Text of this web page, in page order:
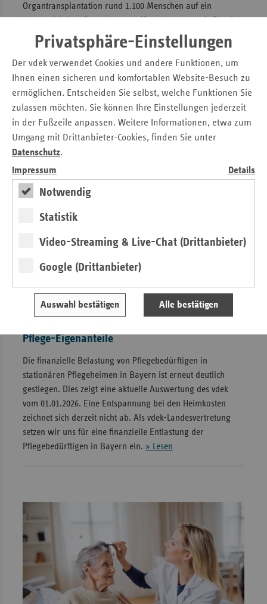
Privatsphäre-Einstellungen
Der vdek verwendet Cookies und andere Funktionen, um
Ihnen einen sicheren und komfortablen Website-Besuch zu
ermöglichen. Entscheiden Sie selbst, welche Funktionen Sie
zulassen möchten. Sie können Ihre Einstellungen jederzeit
in der Fußzeile anpassen. Weitere Informationen, etwa zum
Umgang mit Drittanbieter-Cookies, finden Sie unter
Datenschutz.
Impressum
Details
Notwendig
Statistik
Video-Streaming & Live-Chat (Drittanbieter)
Google (Drittanbieter)
Auswahl bestätigen Alle bestätigen
Organtransplantation rund 1.100 Menschen auf ein
lebenswichtiges Spenderorgan (Stand 31.12.2025). Für viele
von ihnen ist die Transplantation die einzige Chance auf ein
Weiterleben. Trotz großer medizinischer Fortschritte bleibt
die Zahl der tatsächlich gespendeten Organe jedoch
weiterhin vergleichsweise niedrig. Viele Menschen stehen
der Organspende grundsätzlich positiv gegenüber, haben
ihre persönliche Entscheidung jedoch nicht
dokumentiert.» Lesen
Pflege-Eigenanteile
Die finanzielle Belastung von Pflegebedürftigen in
stationären Pflegeheimen in Bayern ist erneut deutlich
gestiegen. Dies zeigt eine aktuelle Auswertung des vdek
vom 01.01.2026. Eine Entspannung bei den Heimkosten
zeichnet sich derzeit nicht ab. Als vdek-Landesvertretung
setzen wir uns für eine finanzielle Entlastung der
Pflegebedürftigen in Bayern ein. » Lesen